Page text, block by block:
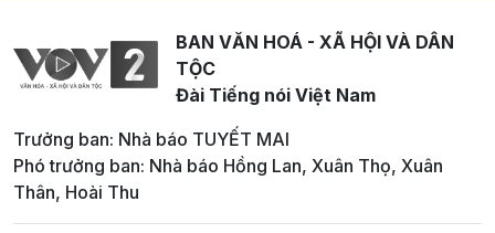
BAN VĂN HOÁ - XÃ HỘI VÀ DÂN
TỘC
Đài Tiếng nói Việt Nam
Trưởng ban: Nhà báo TUYẾT MAI
Phó trưởng ban: Nhà báo Hồng Lan, Xuân Thọ, Xuân
Thân, Hoài Thu